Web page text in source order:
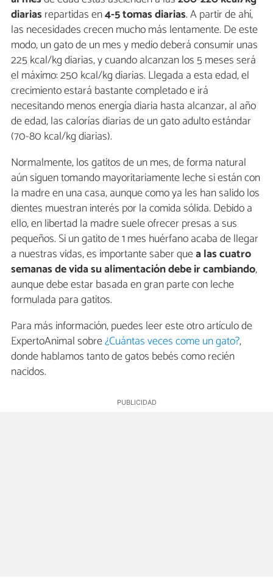
diarias repartidas en4-5 tomas diarias. A partir de ahí,
las necesidades crecen mucho más lentamente. De este
modo, un gato de un mes y medio deberá consumir unas
225 kcal/kg diarias, y cuando alcanzan los 5 meses será
el máximo: 250 kcal/kg diarias. Llegada a esta edad, el
crecimiento estará bastante completado e irá
necesitando menos energía diaria hasta alcanzar, al año
de edad, las calorías diarias de un gato adulto estándar
(70-80 kcal/kg diarias).
Normalmente, los gatitos de un mes, de forma natural
aún siguen tomando mayoritariamente leche si están con
la madre en una casa, aunque como ya les han salido los
dientes muestran interés por la comida sólida. Debido a
ello, en libertad la madre suele ofrecer presas a sus
pequeños. Si un gatito de 1 mes huérfano acaba de llegar
a nuestras vidas, es importante saber quea las cuatro
semanas de vida su alimentación debe ir cambiando,
aunque debe estar basada en gran parte con leche
formulada para gatitos.
Para más información, puedes leer este otro artículo de
ExpertoAnimal sobre¿Cuántas veces come un gato?,
donde hablamos tanto de gatos bebés como recién
nacidos.